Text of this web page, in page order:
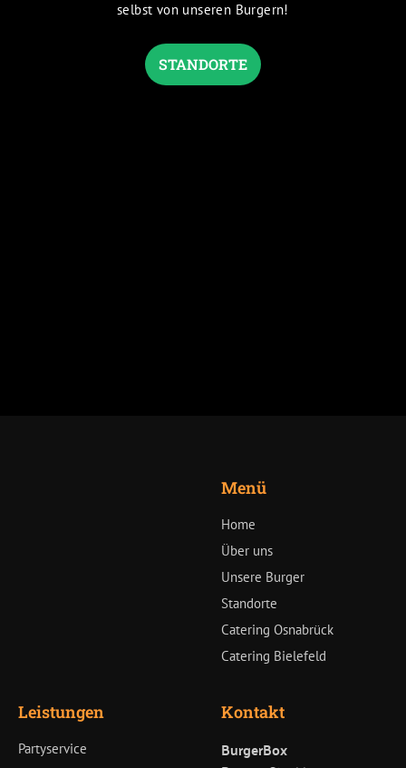
selbst von unseren Burgern!
STANDORTE
Menü
Home
Über uns
Unsere Burger
Standorte
Catering Osnabrück
Catering Bielefeld
Leistungen
Partyservice
Kontakt
BurgerBox